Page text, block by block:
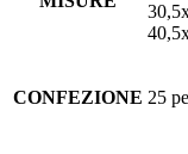
CONFEZIONE 25